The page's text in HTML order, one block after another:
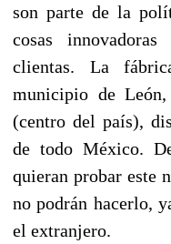
son parte de la
cosas
clientas. La
municipio de
(centro del país),
de todo México.
quieran probar este
no podrán hacerlo,
el extranjero.